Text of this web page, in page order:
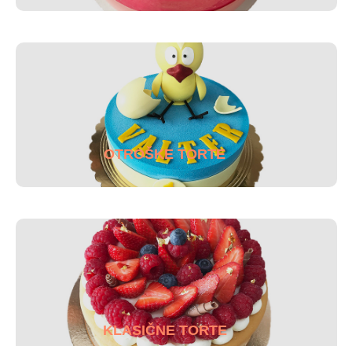
OTROŠKE TORTE
KLASIČNE TORTE